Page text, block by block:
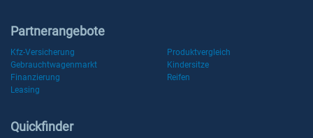
Partnerangebote
Kfz-Versicherung
Produktvergleich
Gebrauchtwagenmarkt
Kindersitze
Finanzierung
Reifen
Leasing
Quickfinder